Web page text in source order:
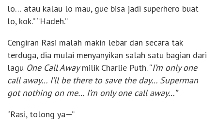
lo… atau kalau lo mau, gue bisa jadi superhero buat
lo, kok.” “Hadeh.”
Cengiran Rasi malah makin lebar dan secara tak
terduga, dia mulai menyanyikan salah satu bagian dari
lagu One Call Awaymilik Charlie Puth. “I’m only one
call away… I’ll be there to save the day… Superman
got nothing on me… I’m only one call away…”
“Rasi, tolong ya—”